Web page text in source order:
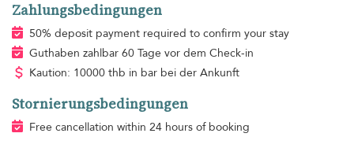
Zahlungsbedingungen
50% deposit payment required to confirm your stay
Guthaben zahlbar 60 Tage vor dem Check-in
Kaution: 10000 thb in bar bei der Ankunft
Stornierungsbedingungen
Free cancellation within 24 hours of booking